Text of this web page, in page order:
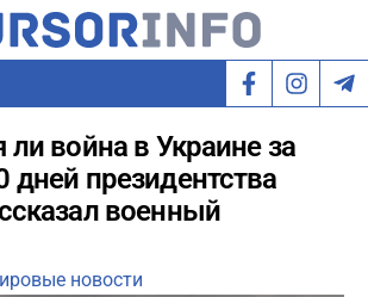
ли война в Украине за
дней президентства
военный
новости